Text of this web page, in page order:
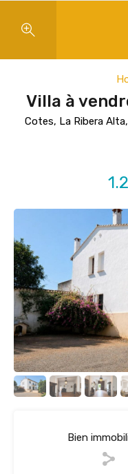
Villa à
Cotes, La Ribera
Bien